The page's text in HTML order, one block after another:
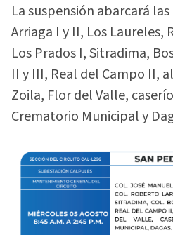
La suspensión abarcará
Arriaga I y II, Los Laureles,
Los Prados I, Sitradima,
II y III, Real del Campo II,
Zoila, Flor del Valle,
Crematorio Municipal y